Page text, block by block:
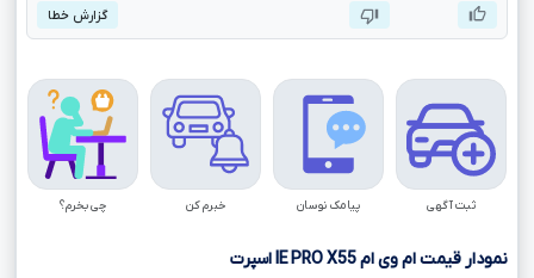
گزارش خطا
ثبت آگهی پیامک نوسان خبرم کن چی بخرم؟
نمودار قیمت ام وی امX55
PRO
IEاسپرت